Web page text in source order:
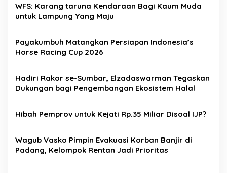
WFS: Karang taruna Kendaraan Bagi Kaum Muda
untuk Lampung Yang Maju
Payakumbuh Matangkan Persiapan Indonesia’s
Horse Racing Cup 2026
Hadiri Rakor se-Sumbar, Elzadaswarman Tegaskan
Dukungan bagi Pengembangan Ekosistem Halal
Hibah Pemprov untuk Kejati Rp.35 Miliar Disoal IJP?
Wagub Vasko Pimpin Evakuasi Korban Banjir di
Padang, Kelompok Rentan Jadi Prioritas